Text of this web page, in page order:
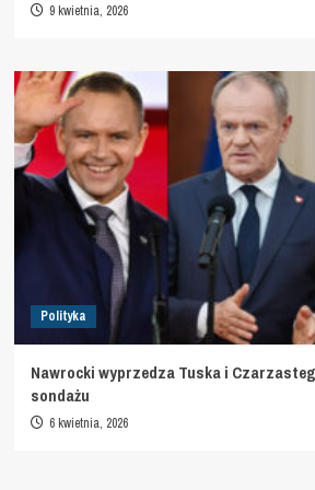
9 kwietnia, 2026
Polityka
Nawrocki wyprzedza Tuska i
sondażu
6 kwietnia, 2026